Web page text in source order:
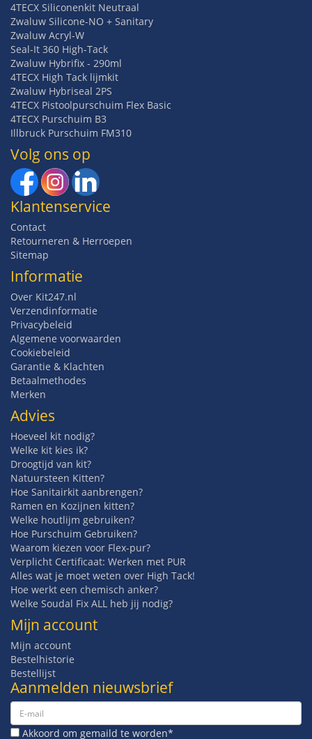
4TECX Siliconenkit Neutraal
Zwaluw Silicone-NO + Sanitary
Zwaluw Acryl-W
Seal-It 360 High-Tack
Zwaluw Hybrifix - 290ml
4TECX High Tack lijmkit
Zwaluw Hybriseal 2PS
4TECX Pistoolpurschuim Flex Basic
4TECX Purschuim B3
Illbruck Purschuim FM310
Volg ons op
Klantenservice
Contact
Retourneren & Herroepen
Sitemap
Informatie
Over Kit247.nl
Verzendinformatie
Privacybeleid
Algemene voorwaarden
Cookiebeleid
Garantie & Klachten
Betaalmethodes
Merken
Advies
Hoeveel kit nodig?
Welke kit kies ik?
Droogtijd van kit?
Natuursteen Kitten?
Hoe Sanitairkit aanbrengen?
Ramen en Kozijnen kitten?
Welke houtlijm gebruiken?
Hoe Purschuim Gebruiken?
Waarom kiezen voor Flex-pur?
Verplicht Certificaat: Werken met PUR
Alles wat je moet weten over High Tack!
Hoe werkt een chemisch anker?
Welke Soudal Fix ALL heb jij nodig?
Mijn account
Mijn account
Bestelhistorie
Bestellijst
Aanmelden nieuwsbrief
Akkoord om gemaild te worden*